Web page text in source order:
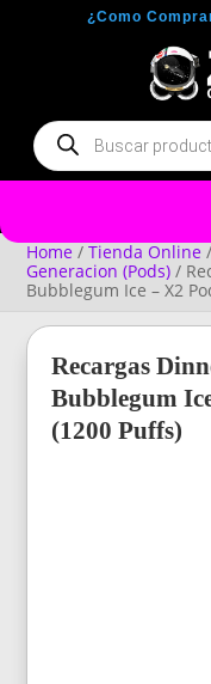
¿Como
Búsqueda
de
productos
Home /Tienda Online
Generacion (Pods) /
Bubblegum Ice – X2
Recargas
Bubblegum
(1200 Puffs)